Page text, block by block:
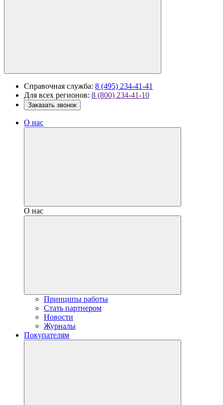
Справочная служба: 8 (495) 234-41-41
Для всех регионов: 8 (800) 234-41-10
Заказать звонок
О нас
О нас
Принципы работы
Стать партнером
Новости
Журналы
Покупателям